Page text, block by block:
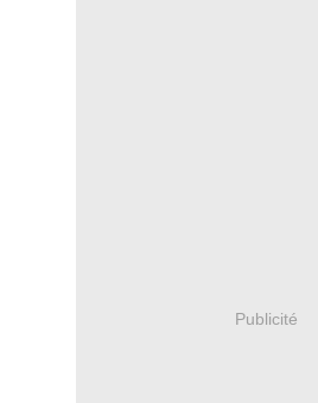
Publicité